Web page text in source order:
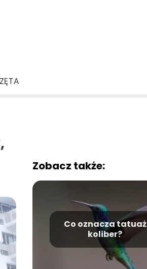
Zobacz także:
Co oznacza tatuaż
koliber?